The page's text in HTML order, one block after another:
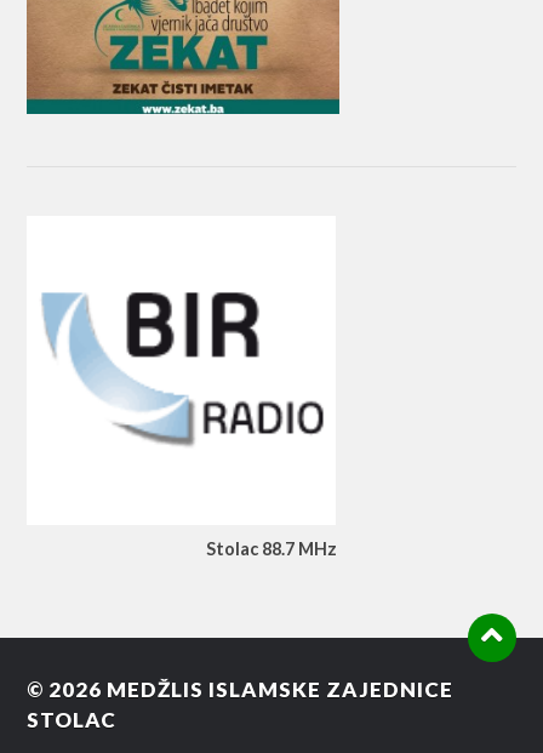
Stolac 88.7 MHz
© 2026 MEDŽLIS ISLAMSKE ZAJEDNICE
STOLAC